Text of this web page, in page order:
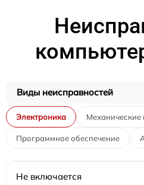
Виды неисправностей
Электроника
Программное обеспечение
Не включается